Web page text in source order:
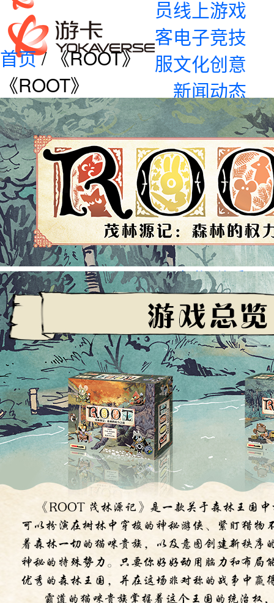
员
客
服
线上游戏
电子竞技
文化创意
新闻动态
企业资讯
产品资讯
加入我们
校园招聘
社会招聘
联系我们
合作联系
BUSINESS
廉正举报
首页/ 《ROOT》
《ROOT》